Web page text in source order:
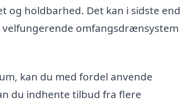
og holdbarhed. Det kan i sidste
omfangsdrænsystem
kan du med fordel anvende
du indhente tilbud fra flere